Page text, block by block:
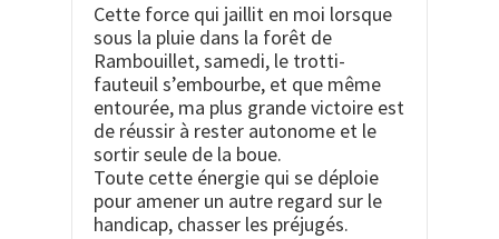
Cette force qui jaillit en moi lorsque
sous la pluie dans la forêt de
Rambouillet, samedi, le trotti-
fauteuil s’embourbe, et que même
entourée, ma plus grande victoire est
de réussir à rester autonome et le
sortir seule de la boue.
Toute cette énergie qui se déploie
pour amener un autre regard sur le
handicap, chasser les préjugés.